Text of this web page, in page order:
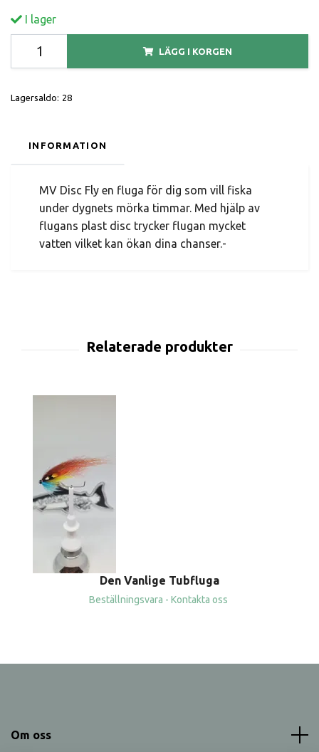
I lager
LÄGG I KORGEN
Lagersaldo: 28
INFORMATION
MV Disc Fly en fluga för dig som vill fiska
under dygnets mörka timmar. Med hjälp av
flugans plast disc trycker flugan mycket
vatten vilket kan ökan dina chanser.-
Den Vanlige Tubfluga
Beställningsvara - Kontakta oss
Om oss